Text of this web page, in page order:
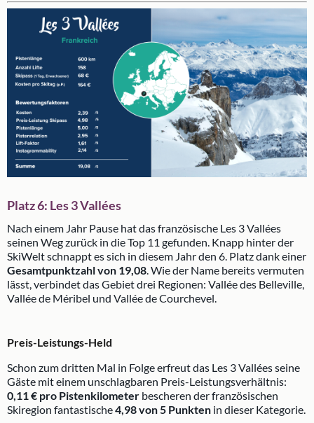
Platz 6: Les 3 Vallées
Nach einem Jahr Pause hat das französische Les 3 Vallées
seinen Weg zurück in die Top 11 gefunden. Knapp hinter der
SkiWelt schnappt es sich in diesem Jahr den 6. Platz dank einer
Gesamtpunktzahl von 19,08 . Wie der Name bereits vermuten
lässt, verbindet das Gebiet drei Regionen: Vallée des Belleville,
Vallée de Méribel und Vallée de Courchevel.
Preis-Leistungs-Held
Schon zum dritten Mal in Folge erfreut das Les 3 Vallées seine
Gäste mit einem unschlagbaren Preis-Leistungsverhältnis:
0,11 € pro Pistenkilometer bescheren der französischen
Skiregion fantastische4,98 von 5 Punkten in dieser Kategorie.